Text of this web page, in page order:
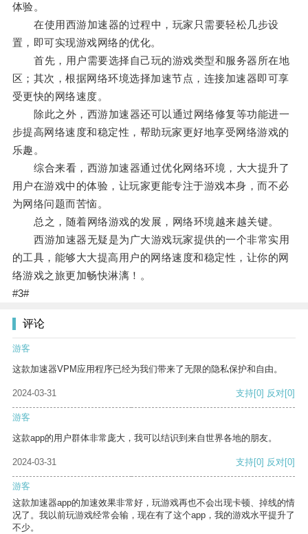
体验。
在使用西游加速器的过程中，玩家只需要轻松几步设
置，即可实现游戏网络的优化。
首先，用户需要选择自己玩的游戏类型和服务器所在地
区；其次，根据网络环境选择加速节点，连接加速器即可享
受更快的网络速度。
除此之外，西游加速器还可以通过网络修复等功能进一
步提高网络速度和稳定性，帮助玩家更好地享受网络游戏的
乐趣。
综合来看，西游加速器通过优化网络环境，大大提升了
用户在游戏中的体验，让玩家更能专注于游戏本身，而不必
为网络问题而苦恼。
总之，随着网络游戏的发展，网络环境越来越关键。
西游加速器无疑是为广大游戏玩家提供的一个非常实用
的工具，能够大大提高用户的网络速度和稳定性，让你的网
络游戏之旅更加畅快淋漓！。
#3#
评论
游客
这款加速器VPM应用程序已经为我们带来了无限的隐私保护和自由。
2024-03-31 支持[0] 反对[0]
游客
这款app的用户群体非常庞大，我可以结识到来自世界各地的朋友。
2024-03-31 支持[0] 反对[0]
游客
这款加速器app的加速效果非常好，玩游戏再也不会出现卡顿、掉线的情
况了。我以前玩游戏经常会输，现在有了这个app，我的游戏水平提升了
不少。